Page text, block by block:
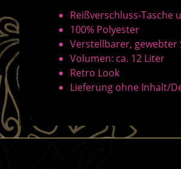
Reißverschluss-Tasche
100% Polyester
Verstellbarer,
Volumen: ca. 12 Liter
Retro Look
Lieferung ohne Inhalt/